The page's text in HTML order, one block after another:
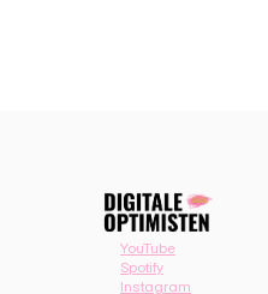
YouTube
Spotify
Instagram